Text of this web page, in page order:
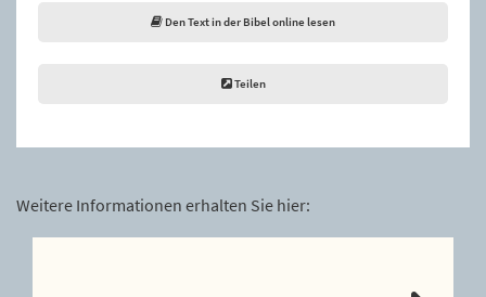
Den Text in der Bibel online lesen
Teilen
Weitere Informationen erhalten Sie hier: